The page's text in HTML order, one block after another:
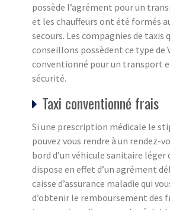
possède l’agrément pour un
et les chauffeurs ont été formés
secours. Les compagnies de taxis
conseillons possèdent ce type de
conventionné pour un transport
sécurité.
Taxi conventionné frais
Si une prescription médicale le
pouvez vous rendre à un rendez-
bord d’un véhicule sanitaire
dispose en effet d’un agrément
caisse d’assurance maladie qui
d’obtenir le remboursement des